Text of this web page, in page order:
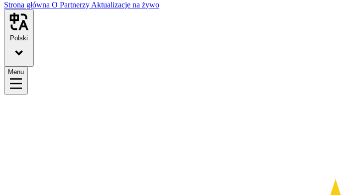
Strona główna O PartnerzyAktualizacje na żywo
Polski
Menu